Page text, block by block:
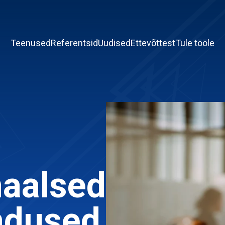
TeenusedReferentsidUudisedEttevõttestTule tööle